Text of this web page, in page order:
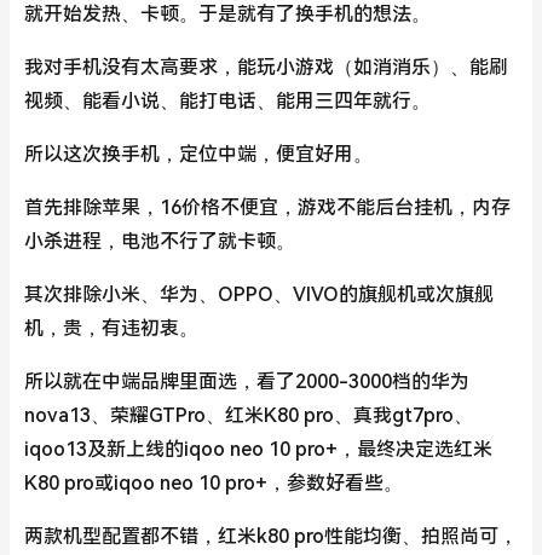
就开始发热、卡顿。于是就有了换手机的想法。
我对手机没有太高要求，能玩小游戏（如消消乐）、能刷
视频、能看小说、能打电话、能用三四年就行。
所以这次换手机，定位中端，便宜好用。
首先排除苹果，16价格不便宜，游戏不能后台挂机，内存
小杀进程，电池不行了就卡顿。
其次排除小米、华为、OPPO、VIVO的旗舰机或次旗舰
机，贵，有违初衷。
所以就在中端品牌里面选，看了2000-3000档的华为
nova13、荣耀GTPro、红米K80 pro、真我gt7pro、
iqoo13及新上线的iqoo neo 10 pro+，最终决定选红米
K80 pro或iqoo neo 10 pro+，参数好看些。
两款机型配置都不错，红米k80 pro性能均衡、拍照尚可，